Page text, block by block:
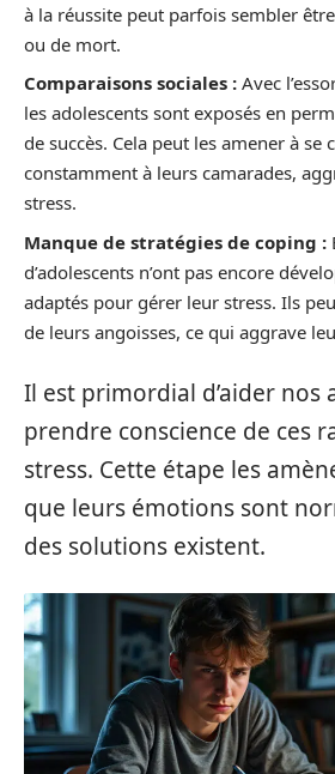
à la réussite peut parfois sembler
ou de mort.
Comparaisons sociales : Avec
les adolescents sont exposés en
de succès. Cela peut les amener à se
constamment à leurs camarades,
stress.
Manque de stratégies de coping :
d’adolescents n’ont pas encore
adaptés pour gérer leur stress. Ils
de leurs angoisses, ce qui aggrave
Il est primordial d’aider nos
prendre conscience de ces
stress. Cette étape les
que leurs émotions sont
des solutions existent.